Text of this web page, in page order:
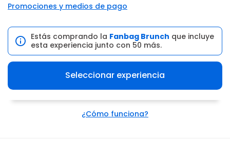
Promociones y medios de pago
Estás comprando la Fanbag Brunch que incluye
esta experiencia junto con 50 más.
Seleccionar experiencia
¿Cómo funciona?